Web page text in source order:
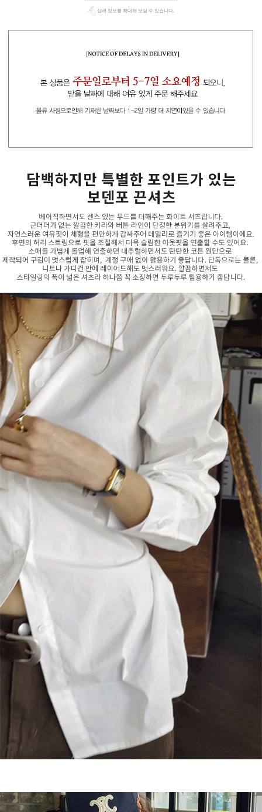
상세 정보를 확대해 보실 수 있습니다.